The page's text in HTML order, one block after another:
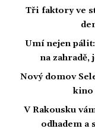
Tři faktory ve
Umí nejen
na zahradě,
Nový domov
kino
V Rakousku
odhadem a